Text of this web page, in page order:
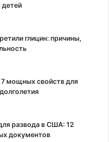
детей
глицин: причины,
мощных свойств для
развода в США: 12
документов